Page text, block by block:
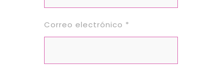
Correo electrónico *